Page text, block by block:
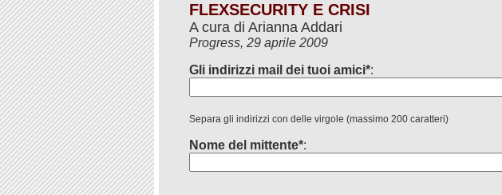
FLEXSECURITY E CRISI
A cura di Arianna Addari
Progress, 29 aprile 2009
Gli indirizzi mail dei tuoi amici*:
Separa gli indirizzi con delle virgole (massimo 200 caratteri)
Nome del mittente*: